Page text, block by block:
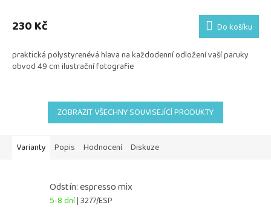
230 Kč Do košíku
praktická polystyrenévá hlava na každodenní odložení vaší paruky
obvod 49 cm ilustrační fotografie
ZOBRAZIT VŠECHNY SOUVISEJÍCÍ PRODUKTY
Varianty Popis Hodnocení Diskuze
Odstín: espresso mix
5-8 dní| 3277/ESP